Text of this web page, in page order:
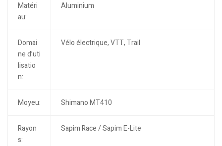
Matéri
au:
Aluminium
Domai
ne d’uti
lisatio
n:
Vélo électrique, VTT, Trail
Moyeu: Shimano MT410
Rayon
s:
Sapim Race / Sapim E-Lite